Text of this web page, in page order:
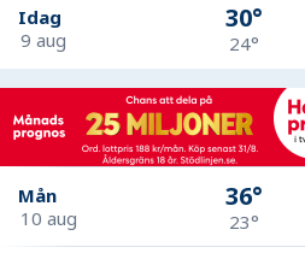
Idag
9 aug
30°
24°
Mån
10 aug
36°
23°